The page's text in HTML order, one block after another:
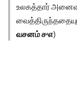
உலகத்தார்
வசனம் ௪௭)